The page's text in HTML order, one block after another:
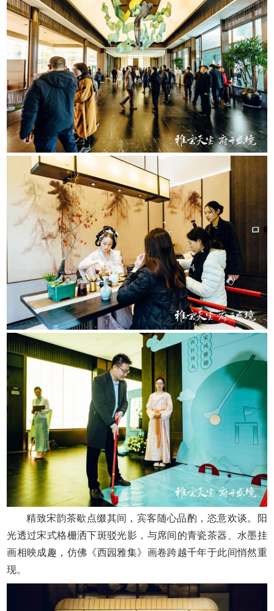
精致宋韵茶歇点缀其间，宾客随心品酌，恣意欢谈。阳
光透过宋式格栅洒下斑驳光影，与席间的青瓷茶器、水墨挂
画相映成趣，仿佛《西园雅集》画卷跨越千年于此间悄然重
现。